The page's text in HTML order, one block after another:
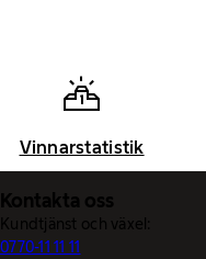
Vinnarstatistik
Kontakta oss
Kundtjänst och växel:
0770-11 11 11